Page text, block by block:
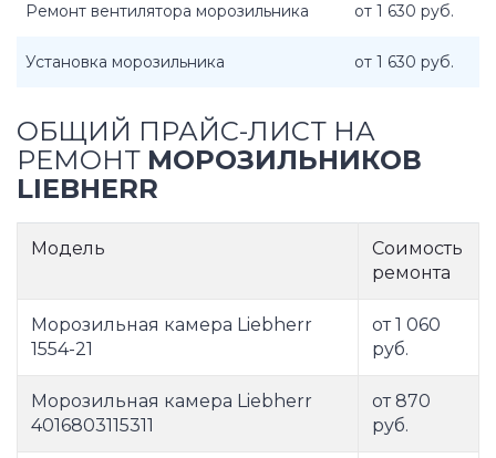
Ремонт вентилятора морозильника от 1 630 руб.
Установка морозильника от 1 630 руб.
ОБЩИЙ ПРАЙС-ЛИСТ НА
РЕМОНТ МОРОЗИЛЬНИКОВ
LIEBHERR
Модель
Соимость
ремонта
Морозильная камера Liebherr
1554-21
от 1 060
руб.
Морозильная камера Liebherr
4016803115311
от 870
руб.